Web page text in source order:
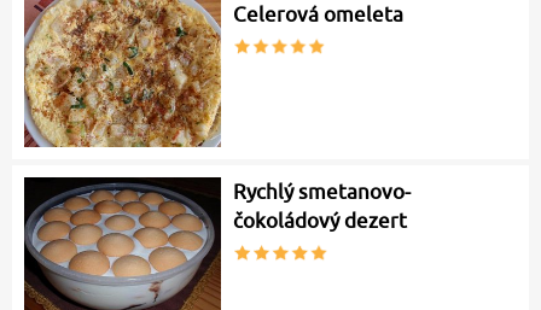
Celerová omeleta
Rychlý smetanovo-
čokoládový dezert